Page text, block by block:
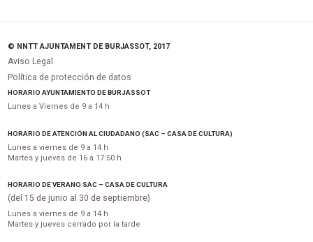
© NNTT AJUNTAMENT DE BURJASSOT, 2017
Aviso Legal
Política de protección de datos
HORARIO AYUNTAMIENTO DE BURJASSOT
Lunes a Viernes de 9 a 14 h
HORARIO DE ATENCIÓN AL CIUDADANO (SAC – CASA DE CULTURA)
Lunes a viernes de 9 a 14 h
Martes y jueves de 16 a 17:50 h
HORARIO DE VERANO SAC – CASA DE CULTURA
(del 15 de junio al 30 de septiembre)
Lunes a viernes de 9 a 14 h
Martes y jueves cerrado por la tarde